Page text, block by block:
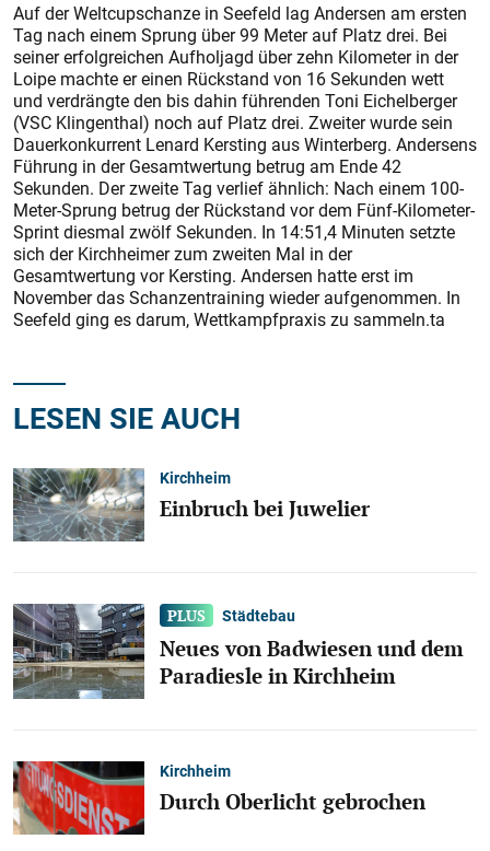
Auf der Weltcupschanze in Seefeld lag Andersen am ersten
Tag nach einem Sprung über 99 Meter auf Platz drei. Bei
seiner erfolgreichen Aufholjagd über zehn Kilometer in der
Loipe machte er einen Rückstand von 16 Sekunden wett
und verdrängte den bis dahin führenden Toni Eichelberger
(VSC Klingenthal) noch auf Platz drei. Zweiter wurde sein
Dauerkonkurrent Lenard Kersting aus Winterberg. Andersens
Führung in der Gesamtwertung betrug am Ende 42
Sekunden. Der zweite Tag verlief ähnlich: Nach einem 100-
Meter-Sprung betrug der Rückstand vor dem Fünf-Kilometer-
Sprint diesmal zwölf Sekunden. In 14:51,4 Minuten setzte
sich der Kirchheimer zum zweiten Mal in der
Gesamtwertung vor Kersting. Andersen hatte erst im
November das Schanzentraining wieder aufgenommen. In
Seefeld ging es darum, Wettkampfpraxis zu sammeln.ta
LESEN SIE AUCH
Kirchheim
Einbruch bei Juwelier
Städtebau
Neues von Badwiesen und dem
Paradiesle in Kirchheim
Kirchheim
Durch Oberlicht gebrochen